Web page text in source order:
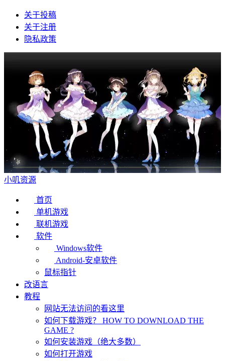
关于投稿
关于注册
隐私政策
小叽资源
首页
单机游戏
联机游戏
软件
Windows软件
Android-安卓软件
鼠标指针
改语言
教程
网站无法访问的看这里
如何下载游戏？ HOW TO DOWNLOAD THE
GAME ?
如何安装游戏（绝大多数）
如何打开游戏